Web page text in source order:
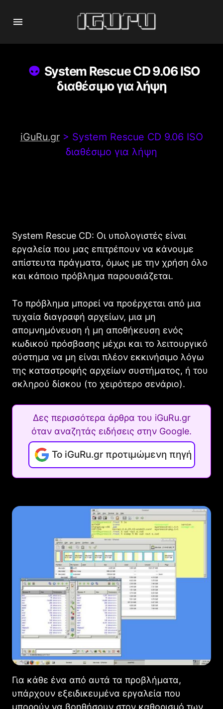
System Rescue CD 9.06 ISO
διαθέσιμο για λήψη
iGuRu.gr> System Rescue CD 9.06 ISO
διαθέσιμο για λήψη
System Rescue CD: Οι υπολογιστές είναι
εργαλεία που μας επιτρέπουν να κάνουμε
απίστευτα πράγματα, όμως με την χρήση όλο
και κάποιο πρόβλημα παρουσιάζεται.
Το πρόβλημα μπορεί να προέρχεται από μια
τυχαία διαγραφή αρχείων, μια μη
απομνημόνευση ή μη αποθήκευση ενός
κωδικού πρόσβασης μέχρι και το λειτουργικό
σύστημα να μη είναι πλέον εκκινήσιμο λόγω
της καταστροφής αρχείων συστήματος, ή του
σκληρού δίσκου (το χειρότερο σενάριο).
Δες περισσότερα άρθρα του iGuRu.gr
όταν αναζητάς ειδήσεις στην Google.
Το iGuRu.gr προτιμώμενη πηγή
Για κάθε ένα από αυτά τα προβλήματα,
υπάρχουν εξειδικευμένα εργαλεία που